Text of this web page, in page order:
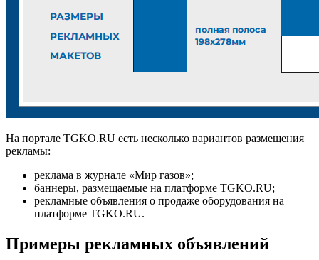
На портале TGKO.RU есть несколько вариантов размещения
рекламы:
реклама в журнале «Мир газов»;
баннеры, размещаемые на платформе TGKO.RU;
рекламные объявления о продаже оборудования на
платформе TGKO.RU.
Примеры рекламных объявлений